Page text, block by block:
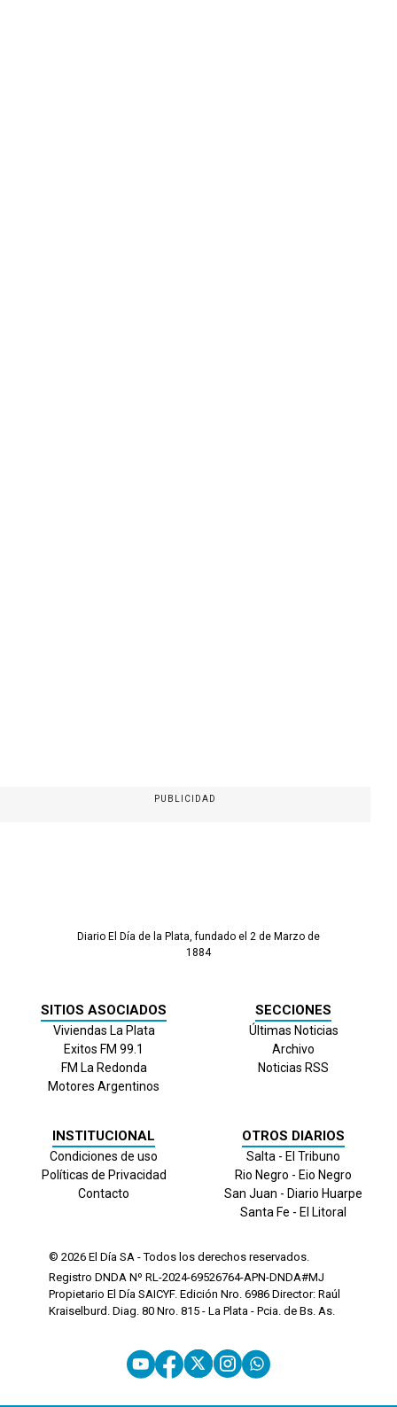
PUBLICIDAD
Diario El Día de la Plata, fundado el 2 de Marzo de
1884
SITIOS ASOCIADOS
Viviendas La Plata
Exitos FM 99.1
FM La Redonda
Motores Argentinos
SECCIONES
Últimas Noticias
Archivo
Noticias RSS
INSTITUCIONAL
Condiciones de uso
Políticas de Privacidad
Contacto
OTROS DIARIOS
Salta - El Tribuno
Rio Negro - Eio Negro
San Juan - Diario Huarpe
Santa Fe - El Litoral
© 2026 El Día SA - Todos los derechos reservados.
Registro DNDA Nº RL-2024-69526764-APN-DNDA#MJ
Propietario El Día SAICYF. Edición Nro. 6986 Director: Raúl
Kraiselburd. Diag. 80 Nro. 815 - La Plata - Pcia. de Bs. As.